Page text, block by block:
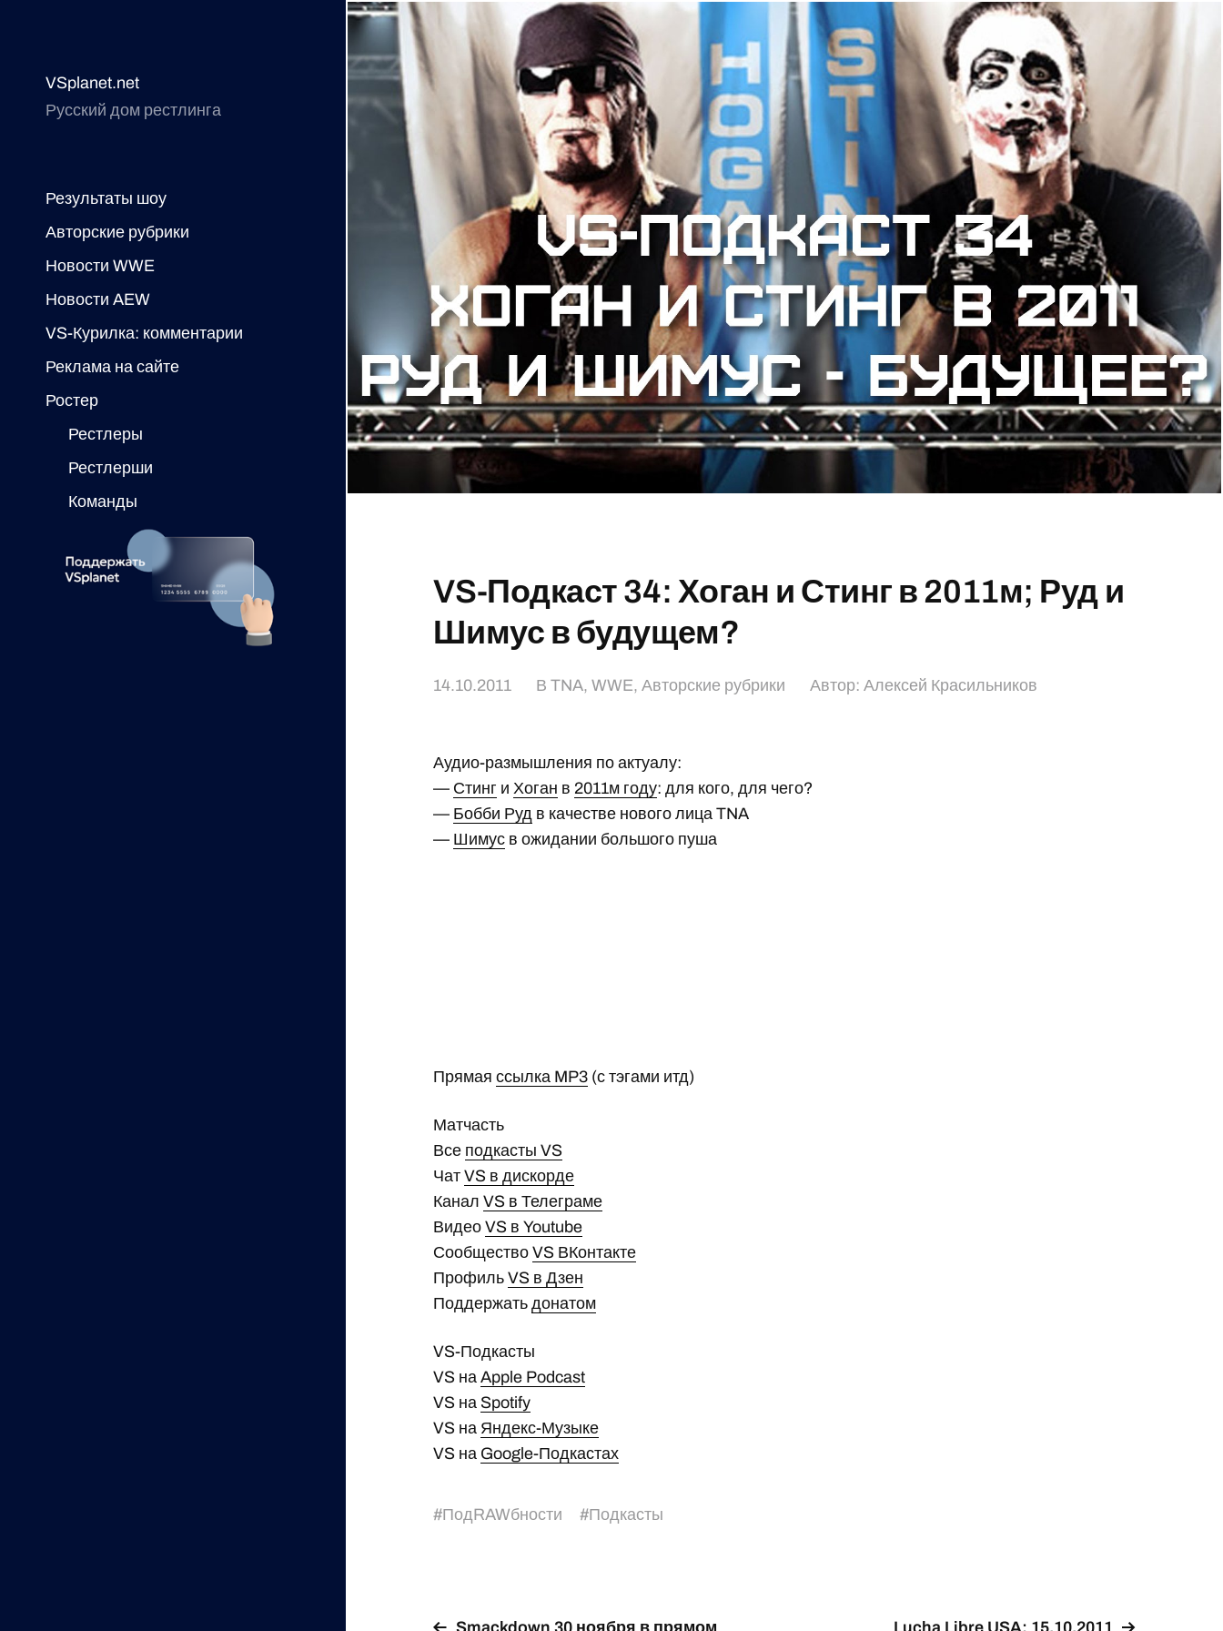
VSplanet.net
Русский дом рестлинга
Результаты шоу
Авторские рубрики
Новости WWE
Новости AEW
VS-Курилка: комментарии
Реклама на сайте
Ростер
Рестлеры
Рестлерши
Команды
VS-Подкаст 34: Хоган и Стинг в 2011м; Руд и
Шимус в будущем?
14.10.2011 ВTNA,WWE,Авторские рубрики Автор:Алексей Красильников
Аудио-размышления по актуалу:
— Стинг иХоган в 2011м году: для кого, для чего?
— Бобби Руд в качестве нового лица TNA
— Шимус в ожидании большого пуша
Прямаяссылка MP3 (с тэгами итд)
Матчасть
Все подкасты VS
ЧатVS в дискорде
КаналVS в Телеграме
ВидеоVS в Youtube
СообществоVS ВКонтакте
ПрофильVS в Дзен
Поддержатьдонатом
VS-Подкасты
VS наApple Podcast
VS на Spotify
VS на Яндекс-Музыке
VS на Google-Подкастах
#ПодRAWбности #Подкасты
Smackdown 30 ноября в прямом
Lucha Libre USA: 15.10.2011